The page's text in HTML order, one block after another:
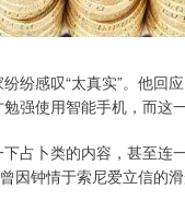
感叹“太真实”。他回
强使用智能手机，而这
占卜类的内容，甚至连
因钟情于索尼爱立信的